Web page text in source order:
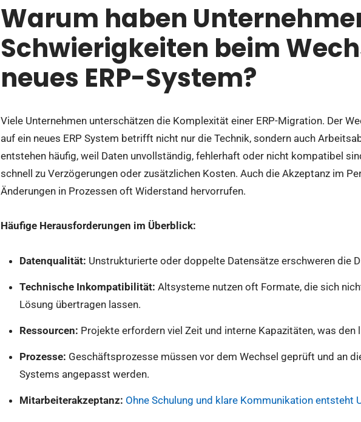
Warum haben
Schwierigkeiten beim
neues ERP-System?
Viele Unternehmen unterschätzen die Komplexität einer ERP-Migration. Der
auf ein neues ERP System betrifft nicht nur die Technik, sondern auch
entstehen häufig, weil Daten unvollständig, fehlerhaft oder nicht kompatibel
schnell zu Verzögerungen oder zusätzlichen Kosten. Auch die Akzeptanz im
Änderungen in Prozessen oft Widerstand hervorrufen.
Häufige Herausforderungen im Überblick:
Datenqualität: Unstrukturierte oder doppelte Datensätze erschweren die
Technische Inkompatibilität: Altsysteme nutzen oft Formate, die sich
Lösung übertragen lassen.
Ressourcen: Projekte erfordern viel Zeit und interne Kapazitäten, was
Prozesse: Geschäftsprozesse müssen vor dem Wechsel geprüft und an
Systems angepasst werden.
Mitarbeiterakzeptanz: Ohne Schulung und klare Kommunikation entsteht